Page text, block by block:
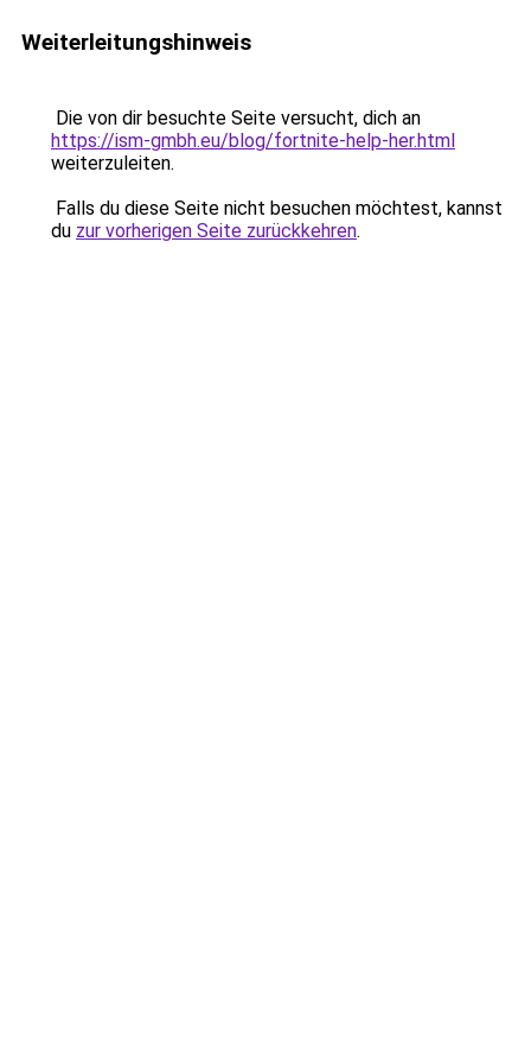
Weiterleitungshinweis
Die von dir besuchte Seite versucht, dich an
https://ism-gmbh.eu/blog/fortnite-help-her.html
weiterzuleiten.
Falls du diese Seite nicht besuchen möchtest, kannst
du zur vorherigen Seite zurückkehren.